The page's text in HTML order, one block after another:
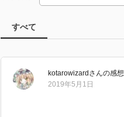
すべて
kotarowizard さんの感想
2019年5月1日